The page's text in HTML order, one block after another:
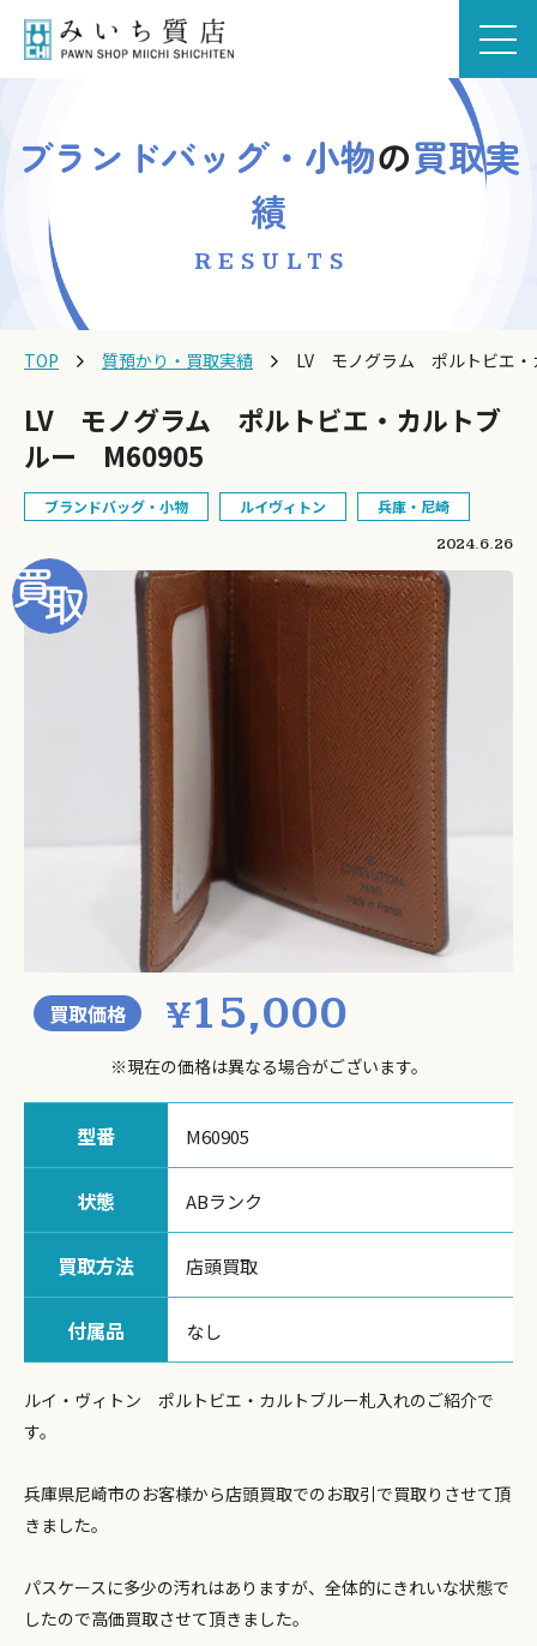
ブランドバッグ・小物の買取実
績
RESULTS
TOP 質預かり・買取実績 LV モノグラム ポルトビエ
LV モノグラム ポルトビエ・カルトブ
ルー M60905
ブランドバッグ・小物 ルイヴィトン 兵庫・尼崎
2024.6.26
買取価格 ¥15,000
※現在の価格は異なる場合がございます。
型番 M60905
状態 ABランク
買取方法 店頭買取
付属品 なし
ルイ・ヴィトン ポルトビエ・カルトブルー札入れのご紹介で
す。
兵庫県尼崎市のお客様から店頭買取でのお取引で買取りさせて頂
きました。
パスケースに多少の汚れはありますが、全体的にきれいな状態で
したので高価買取させて頂きました。